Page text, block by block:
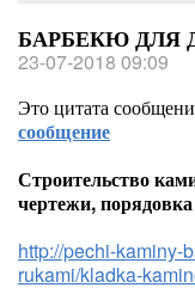
БАРБЕКЮ ДЛЯ
23-07-2018 09:09
Это цитата
сообщение
Строительство
чертежи,
http://pechi-kaminy-
rukami/kladka-